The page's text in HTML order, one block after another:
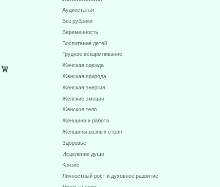
Аудиостатьи
Без рубрики
Беременность
Воспитание детей
Грудное вскармливание
Женская одежда
Женская природа
Женская энергия
Женские эмоции
Женское тело
Женщина и работа
Женщины разных стран
Здоровье
Исцеление души
Кризис
Личностный рост и духовное развитие